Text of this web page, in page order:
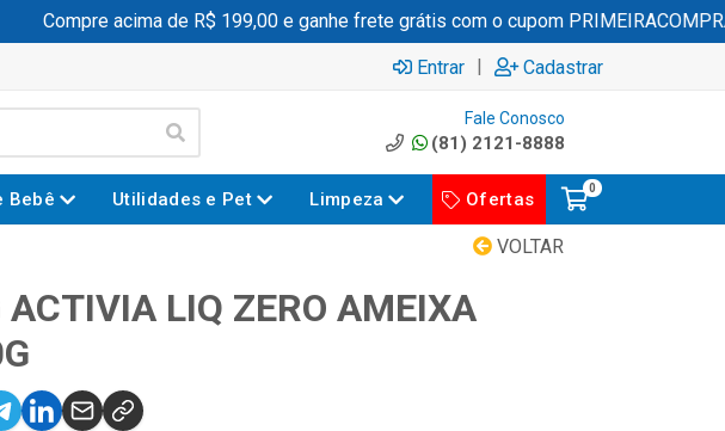
Compre acima de R$ 199,00 e ganhe frete grátis com o cupom PRIMEIRACOMPRA
Entrar | Cadastrar
Fale Conosco
(81) 2121-8888
Bebê Utilidades e Pet Limpeza Ofertas
0
VOLTAR
ACTIVIA LIQ ZERO AMEIXA